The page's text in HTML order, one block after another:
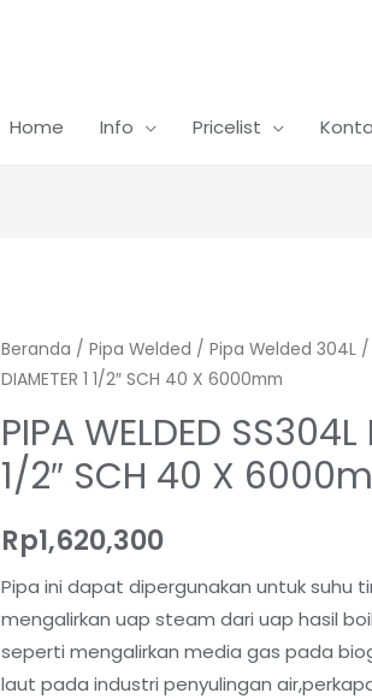
Home Info Pricelist
Beranda / Pipa Welded / Pipa Welded 304L /
DIAMETER 1 1/2″ SCH 40 X 6000mm
PIPA WELDED SS304L
1/2″ SCH 40 X
Rp1,620,300
Pipa ini dapat dipergunakan untuk suhu
mengalirkan uap steam dari uap hasil
seperti mengalirkan media gas pada
laut pada industri penyulingan